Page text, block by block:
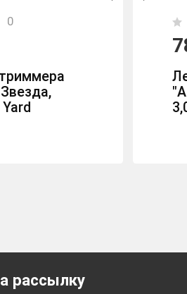
0
рассылку